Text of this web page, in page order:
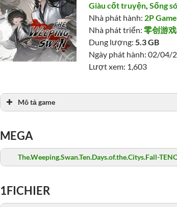
Giàu cốt truyện,Sống
Nhà phát hành: 2P
Nhà phát triển:零创游
Dung lượng:5.3 GB
Ngày phát hành: 02/04/
Lượt xem: 1,603
Mô tả game
MEGA
The.Weeping.Swan.Ten.Days.of.the.Citys.Fall-
1FICHIER